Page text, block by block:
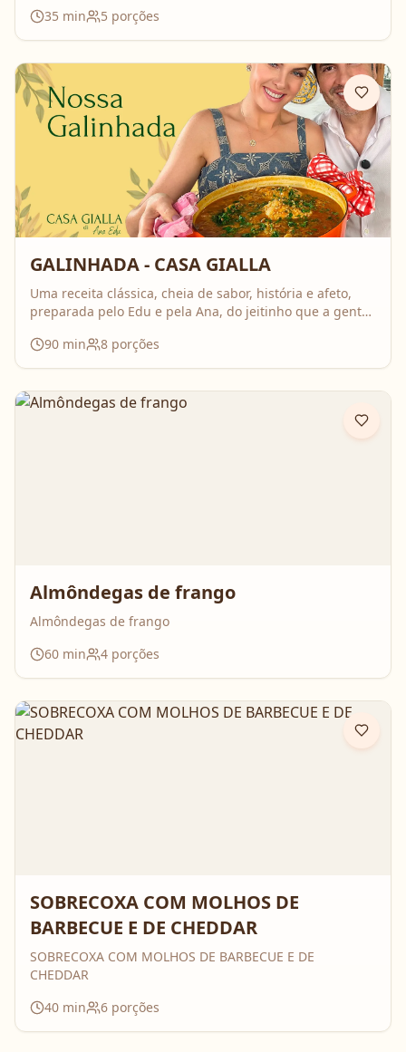
35 min 5 porções
GALINHADA - CASA GIALLA
Uma receita clássica, cheia de sabor, história e afeto,
preparada pelo Edu e pela Ana, do jeitinho que a gente
Nesse vídeo, compartilham o passo a passo completo da
galinhada, com dicas importantes para deixar o frango
perfuma a casa inteira. É daquelas receitas que reúnem
90 min 8 porções
Almôndegas de frango
Almôndegas de frango
60 min 4 porções
SOBRECOXA COM MOLHOS DE
BARBECUE E DE CHEDDAR
SOBRECOXA COM MOLHOS DE BARBECUE E DE
CHEDDAR
40 min 6 porções